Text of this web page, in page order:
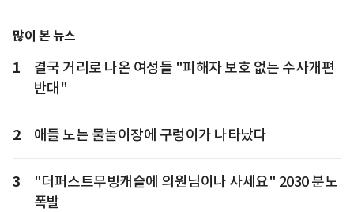
많이 본 뉴스
1
결국 거리로 나온 여성들 "피해자 보호 없는 수사개편
반대"
2 애들 노는 물놀이장에 구렁이가 나타났다
3
"더퍼스트무빙캐슬에 의원님이나 사세요" 2030 분노
폭발